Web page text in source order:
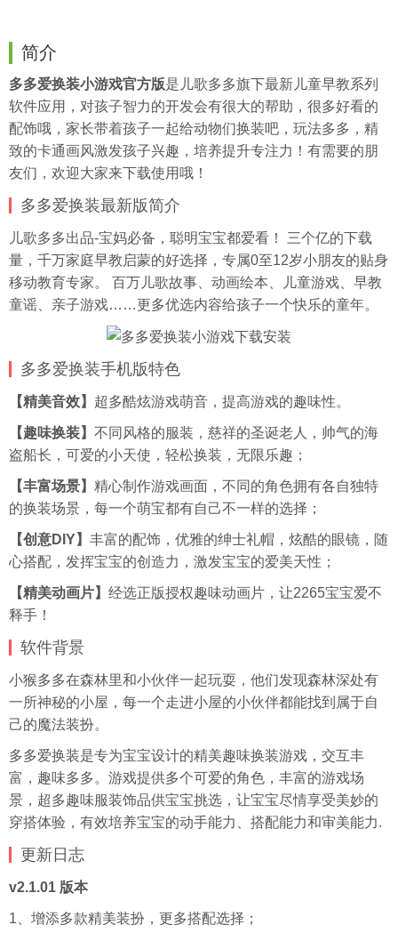
简介
多多爱换装小游戏官方版是儿歌多多旗下最新儿童早教系列
软件应用，对孩子智力的开发会有很大的帮助，很多好看的
配饰哦，家长带着孩子一起给动物们换装吧，玩法多多，精
致的卡通画风激发孩子兴趣，培养提升专注力！有需要的朋
友们，欢迎大家来下载使用哦！
多多爱换装最新版简介
儿歌多多出品-宝妈必备，聪明宝宝都爱看！ 三个亿的下载
量，千万家庭早教启蒙的好选择，专属0至12岁小朋友的贴身
移动教育专家。 百万儿歌故事、动画绘本、儿童游戏、早教
童谣、亲子游戏……更多优选内容给孩子一个快乐的童年。
多多爱换装手机版特色
【精美音效】 超多酷炫游戏萌音，提高游戏的趣味性。
【趣味换装】 不同风格的服装，慈祥的圣诞老人，帅气的海
盗船长，可爱的小天使，轻松换装，无限乐趣；
【丰富场景】 精心制作游戏画面，不同的角色拥有各自独特
的换装场景，每一个萌宝都有自己不一样的选择；
【创意DIY】 丰富的配饰，优雅的绅士礼帽，炫酷的眼镜，随
心搭配，发挥宝宝的创造力，激发宝宝的爱美天性；
【精美动画片】 经选正版授权趣味动画片，让2265宝宝爱不
释手！
软件背景
小猴多多在森林里和小伙伴一起玩耍，他们发现森林深处有
一所神秘的小屋，每一个走进小屋的小伙伴都能找到属于自
己的魔法装扮。
多多爱换装是专为宝宝设计的精美趣味换装游戏，交互丰
富，趣味多多。游戏提供多个可爱的角色，丰富的游戏场
景，超多趣味服装饰品供宝宝挑选，让宝宝尽情享受美妙的
穿搭体验，有效培养宝宝的动手能力、搭配能力和审美能力.
更新 日志
v2.1.01 版本
1、增添多款精美装扮，更多搭配选择；